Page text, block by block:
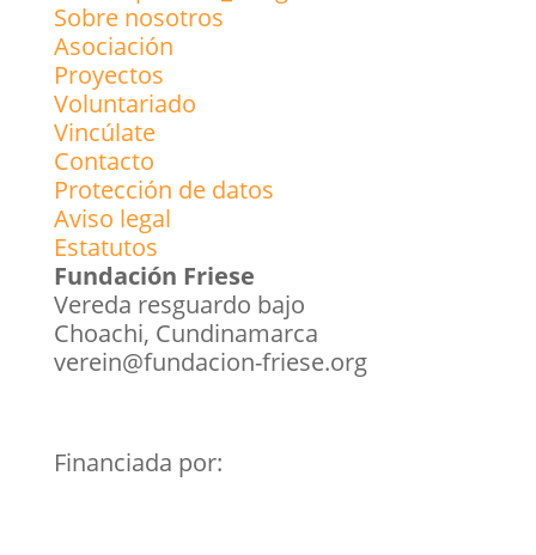
Sobre nosotros
Asociación
Proyectos
Voluntariado
Vincúlate
Contacto
Protección de datos
Aviso legal
Estatutos
Fundación Friese
Vereda resguardo bajo
Choachi, Cundinamarca
verein@fundacion-friese.org
Financiada por: